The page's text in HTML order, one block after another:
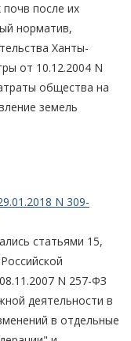
после их
норматив,
Ханты-
от 10.12.2004 N
общества на
земель
N 309-
статьями 15,
N 257-ФЗ
деятельности в
в отдельные